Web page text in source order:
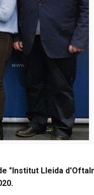
"Institut Lleida